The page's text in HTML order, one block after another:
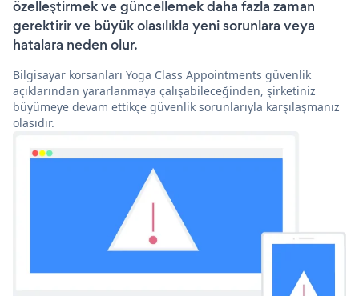
özelleştirmek ve güncellemek daha fazla zaman
gerektirir ve büyük olasılıkla yeni sorunlara veya
hatalara neden olur.
Bilgisayar korsanları Yoga Class Appointments güvenlik
açıklarından yararlanmaya çalışabileceğinden, şirketiniz
büyümeye devam ettikçe güvenlik sorunlarıyla karşılaşmanız
olasıdır.